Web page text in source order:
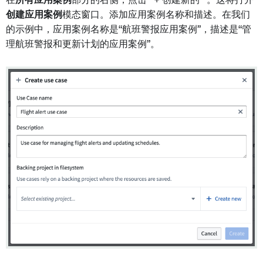
创建应用案例模态窗口。添加应用案例名称和描述。在我们
的示例中，应用案例名称是“航班警报应用案例”，描述是“管
理航班警报和更新计划的应用案例”。